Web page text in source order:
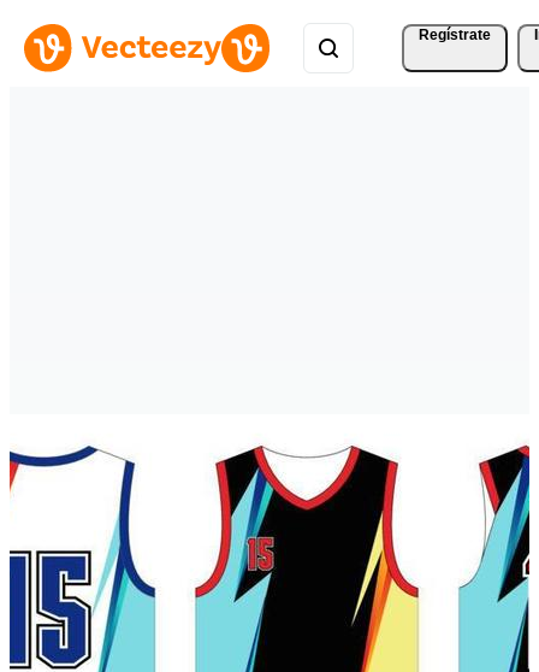
Regístrate